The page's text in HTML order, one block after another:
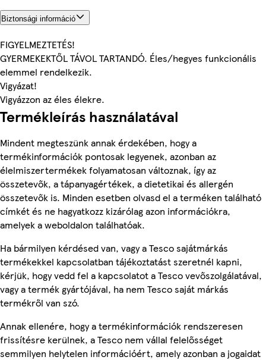
Biztonsági információ
FIGYELMEZTETÉS!
GYERMEKEKTŐL TÁVOL TARTANDÓ. Éles/hegyes funkcionális
elemmel rendelkezik.
Vigyázat!
Vigyázzon az éles élekre.
Termékleírás használatával
Mindent megteszünk annak érdekében, hogy a
termékinformációk pontosak legyenek, azonban az
élelmiszertermékek folyamatosan változnak, így az
összetevők, a tápanyagértékek, a dietetikai és allergén
összetevők is. Minden esetben olvasd el a terméken található
címkét és ne hagyatkozz kizárólag azon információkra,
amelyek a weboldalon találhatóak.
Ha bármilyen kérdésed van, vagy a Tesco sajátmárkás
termékekkel kapcsolatban tájékoztatást szeretnél kapni,
kérjük, hogy vedd fel a kapcsolatot a Tesco vevőszolgálatával,
vagy a termék gyártójával, ha nem Tesco saját márkás
termékről van szó.
Annak ellenére, hogy a termékinformációk rendszeresen
frissítésre kerülnek, a Tesco nem vállal felelősséget
semmilyen helytelen információért, amely azonban a jogaidat